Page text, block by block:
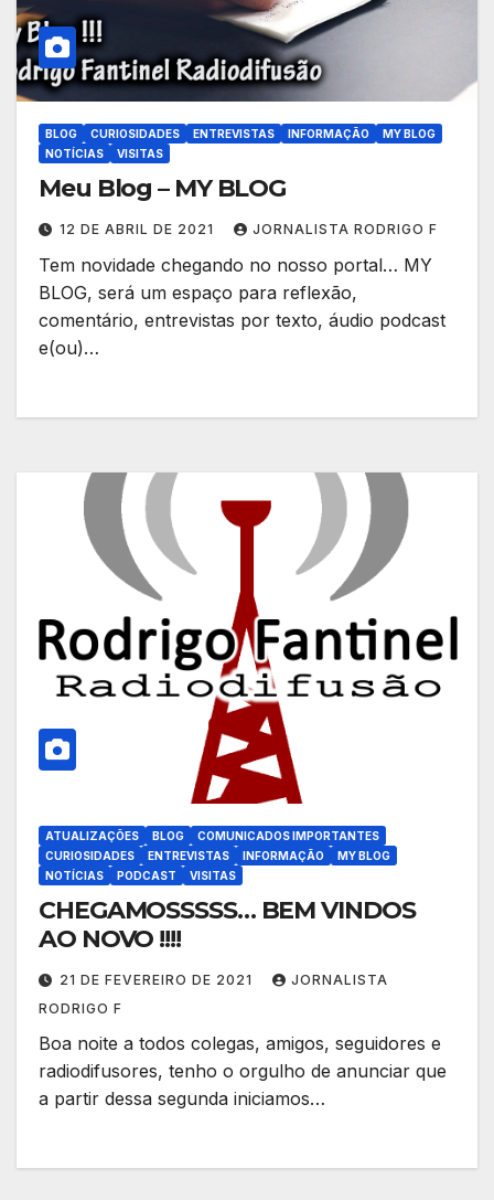
BLOG CURIOSIDADES ENTREVISTAS INFORMAÇÃO
MY BLOG
NOTÍCIAS
VISITAS
Meu Blog – MY BLOG
12 DE ABRIL DE 2021 JORNALISTA RODRIGO F
Tem novidade chegando no nosso portal… MY
BLOG, será um espaço para reflexão,
comentário, entrevistas por texto, áudio podcast
e(ou)…
ATUALIZAÇÕES BLOG
COMUNICADOS IMPORTANTES
CURIOSIDADES
ENTREVISTAS INFORMAÇÃO
MY BLOG
NOTÍCIAS
PODCAST VISITAS
CHEGAMOSSSSS… BEM VINDOS
AO NOVO !!!!
21 DE FEVEREIRO DE 2021
JORNALISTA
RODRIGO F
Boa noite a todos colegas, amigos, seguidores e
radiodifusores, tenho o orgulho de anunciar que
a partir dessa segunda iniciamos…